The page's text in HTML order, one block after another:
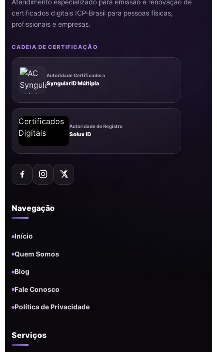
Atendimento especializado para emissão e renovação de
certificados digitais ICP-Brasil para pessoas físicas,
profissionais e empresas.
CADEIA DE CERTIFICAÇÃO
Autoridade Certificadora
SyngularID Múltipla
Autoridade de Registro
Solux ID
Navegação
Início
Quem Somos
Blog
Fale Conosco
Política de Privacidade
Serviços